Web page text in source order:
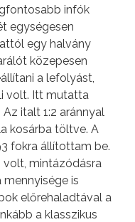
infók
egységesen
egy halvány
közepesen
a lefolyást,
volt. Itt mutatta
italt 1:2 aránnyal
kosárba töltve. A
fokra állítottam be.
volt, mintázódásra
mennyisége is
előrehaladtával a
a klasszikus